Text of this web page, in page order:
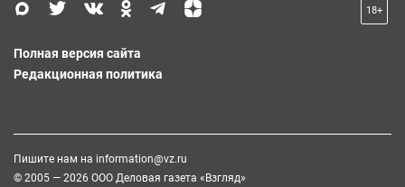
18+
Полная версия сайта
Редакционная политика
Пишите нам на information@vz.ru
© 2005 — 2026 ООО Деловая газета «Взгляд»